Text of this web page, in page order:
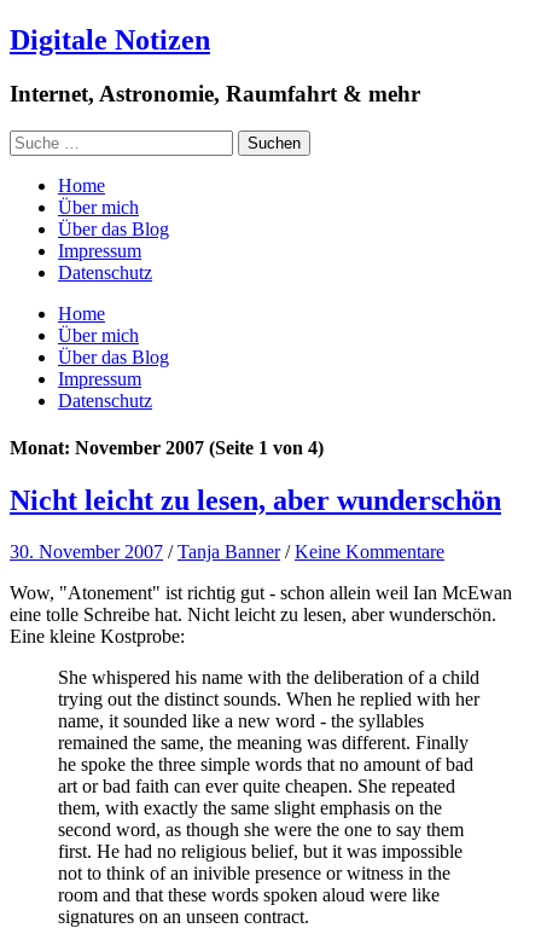
Digitale Notizen
Internet, Astronomie, Raumfahrt & mehr
Home
Über mich
Über das Blog
Impressum
Datenschutz
Home
Über mich
Über das Blog
Impressum
Datenschutz
Monat: November 2007 (Seite 1 von 4)
Nicht leicht zu lesen, aber wunderschön
30. November 2007 /Tanja Banner /Keine Kommentare
Wow, "Atonement" ist richtig gut - schon allein weil Ian McEwan
eine tolle Schreibe hat. Nicht leicht zu lesen, aber wunderschön.
Eine kleine Kostprobe:
She whispered his name with the deliberation of a child
trying out the distinct sounds. When he replied with her
name, it sounded like a new word - the syllables
remained the same, the meaning was different. Finally
he spoke the three simple words that no amount of bad
art or bad faith can ever quite cheapen. She repeated
them, with exactly the same slight emphasis on the
second word, as though she were the one to say them
first. He had no religious belief, but it was impossible
not to think of an inivible presence or witness in the
room and that these words spoken aloud were like
signatures on an unseen contract.